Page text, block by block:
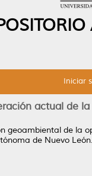
Iniciar
actual de
geoambiental de la
de Nuevo